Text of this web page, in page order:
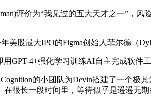
评价为“我见过的五大天才之一”，
股最大IPO的Figma创始人菲尔德（
GPT-4+强化学习训练AI自主完成软件工
的小团队为Devin搭建了一个
很长一段时间里，等待似乎是遥遥无